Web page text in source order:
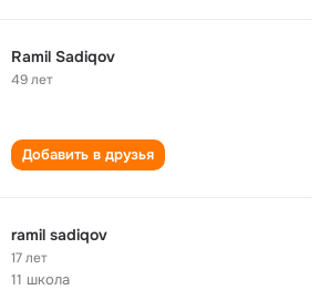
Ramil Sadiqov
49 лет
Добавить в друзья
ramil sadiqov
17 лет
11 школа